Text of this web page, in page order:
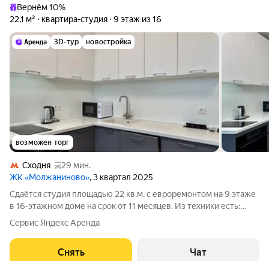
Вернём 10%
22,1 м²
квартира-студия 9 этаж из 16
3D-тур новостройка
возможен торг
Сходня
29 мин.
ЖК «Молжаниново», 3 квартал 2025
Сдаётся студия площадью 22 кв.м. с евроремонтом на 9 этаже
в 16-этажном доме на срок от 11 месяцев. Из техники есть:
Телевизор Духовой шкаф Стиральная машина Холодильник
Посудомоечная машина Кондиционер Микроволновка Дом -
монолитный, окна
Сервис Яндекс Аренда
Снять Чат